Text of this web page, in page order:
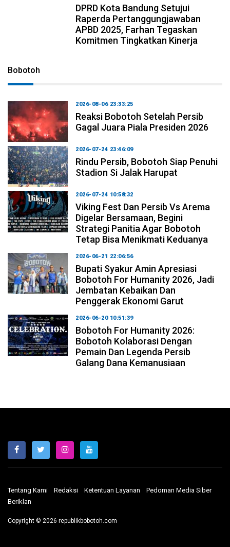
DPRD Kota Bandung Setujui
Raperda Pertanggungjawaban
APBD 2025, Farhan Tegaskan
Komitmen Tingkatkan Kinerja
Bobotoh
2026-08-06 23:33:25
Reaksi Bobotoh Setelah Persib
Gagal Juara Piala Presiden 2026
2026-07-24 23:46:09
Rindu Persib, Bobotoh Siap Penuhi
Stadion Si Jalak Harupat
2026-07-24 10:58:32
Viking Fest Dan Persib Vs Arema
Digelar Bersamaan, Begini
Strategi Panitia Agar Bobotoh
Tetap Bisa Menikmati Keduanya
2026-06-21 22:06:56
Bupati Syakur Amin Apresiasi
Bobotoh For Humanity 2026, Jadi
Jembatan Kebaikan Dan
Penggerak Ekonomi Garut
2026-06-20 10:51:39
Bobotoh For Humanity 2026:
Bobotoh Kolaborasi Dengan
Pemain Dan Legenda Persib
Galang Dana Kemanusiaan
Tentang Kami Redaksi Ketentuan Layanan
Pedoman Media Siber
Beriklan
Copyright © 2026 republikbobotoh.com